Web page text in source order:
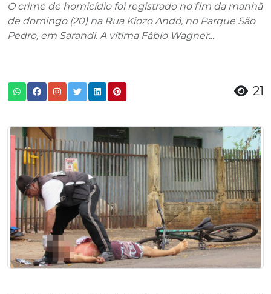
O crime de homicídio foi registrado no fim da manhã
de domingo (20) na Rua Kiozo Andó, no Parque São
Pedro, em Sarandi. A vítima Fábio Wagner...
21